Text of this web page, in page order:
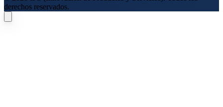
derechos reservados.